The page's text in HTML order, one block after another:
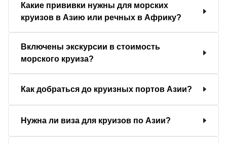
Какие прививки нужны для морских
круизов в Азию или речных в Африку?
Включены экскурсии в стоимость
морского круиза?
Как добраться до круизных портов Азии?
Нужна ли виза для круизов по Азии?